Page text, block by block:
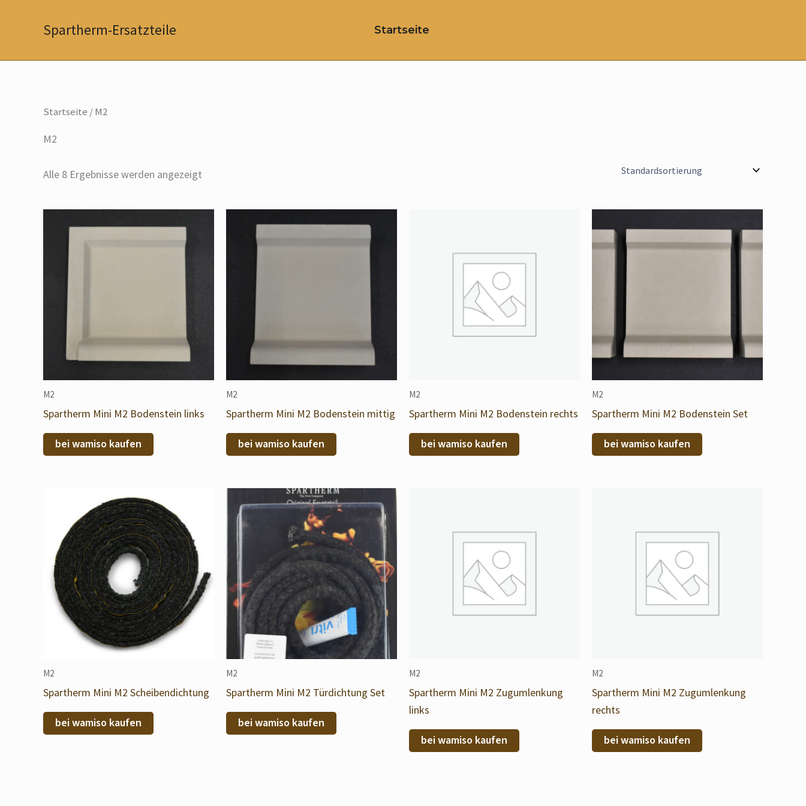
Spartherm-Ersatzteile Startseite
Startseite / M2
M2
Alle 8 Ergebnisse werden angezeigt
M2
Spartherm Mini M2 Bodenstein links
bei wamiso kaufen
M2
Spartherm Mini M2 Bodenstein mittig
bei wamiso kaufen
M2
Spartherm Mini M2 Bodenstein rechts
bei wamiso kaufen
M2
Spartherm Mini M2 Bodenstein Set
bei wamiso kaufen
M2
Spartherm Mini M2 Scheibendichtung
bei wamiso kaufen
M2
Spartherm Mini M2 Türdichtung Set
bei wamiso kaufen
M2
Spartherm Mini M2 Zugumlenkung
links
bei wamiso kaufen
M2
Spartherm Mini M2 Zugumlenkung
rechts
bei wamiso kaufen